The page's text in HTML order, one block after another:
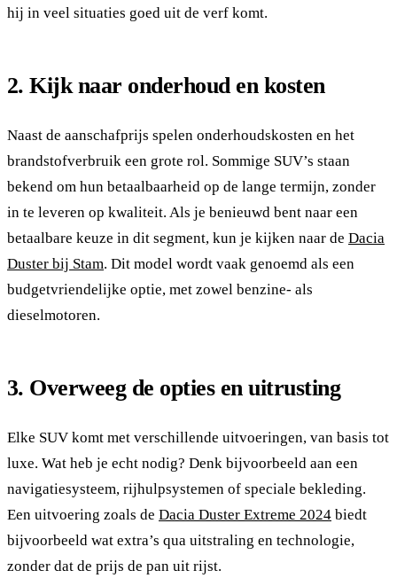
hij in veel situaties goed uit de verf komt.
2. Kijk naar onderhoud en kosten
Naast de aanschafprijs spelen onderhoudskosten en het
brandstofverbruik een grote rol. Sommige SUV’s staan
bekend om hun betaalbaarheid op de lange termijn, zonder
in te leveren op kwaliteit. Als je benieuwd bent naar een
betaalbare keuze in dit segment, kun je kijken naar de Dacia
Duster bij Stam. Dit model wordt vaak genoemd als een
budgetvriendelijke optie, met zowel benzine- als
dieselmotoren.
3. Overweeg de opties en uitrusting
Elke SUV komt met verschillende uitvoeringen, van basis tot
luxe. Wat heb je echt nodig? Denk bijvoorbeeld aan een
navigatiesysteem, rijhulpsystemen of speciale bekleding.
Een uitvoering zoals de Dacia Duster Extreme 2024 biedt
bijvoorbeeld wat extra’s qua uitstraling en technologie,
zonder dat de prijs de pan uit rijst.